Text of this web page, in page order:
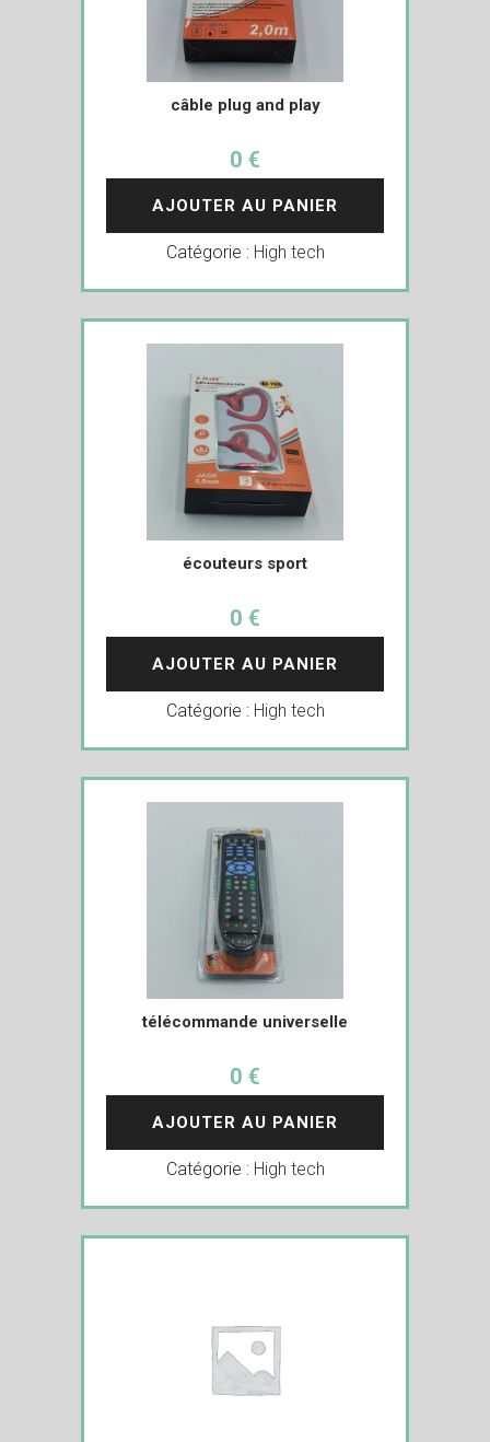
câble plug and play
0 €
AJOUTER AU PANIER
Catégorie : High tech
écouteurs sport
0 €
AJOUTER AU PANIER
Catégorie : High tech
télécommande universelle
0 €
AJOUTER AU PANIER
Catégorie : High tech